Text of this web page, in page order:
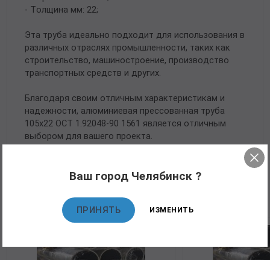
- Толщина мм: 22;
Эта труба идеально подходит для использования в
различных отраслях промышленности, таких как
строительство, машиностроение, производство
транспортных средств и других.
Благодаря своим отличным характеристикам и
надежности, алюминиевая прессованная труба
105х22 ОСТ 1.92048-90 1561 является отличным
выбором для вашего проекта.
Рекомендуемые товары
Ваш город Челябинск ?
ПРИНЯТЬ ИЗМЕНИТЬ